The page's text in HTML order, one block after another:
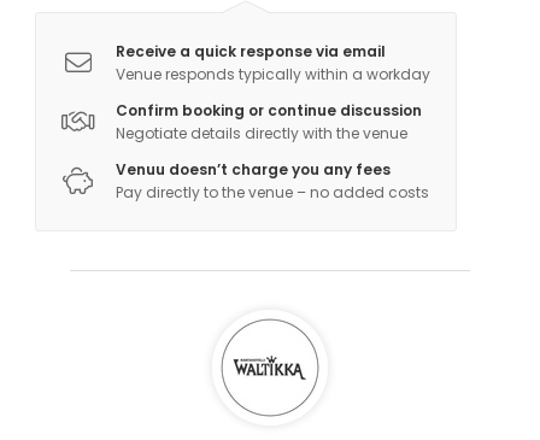
tennis, saunalauttailu, laaja saunaosasto, minigolf,
airsoft Säres Centerin kanssa, kaupunkiseikkailu
Amazing Cityn kanssa, drinkkikoulu, viinitasting, eri
liikuntapalvelut ja paljon muuta! Kysy lisää ja
suunnitellaan yhdessä toiveisiinne sopiva päivä!
Tapahtumaravintolassamme voidaan järjestää jopa
Receive a quick response via email
Venue responds typically within a workday
Confirm booking or continue discussion
Negotiate details directly with the venue
Venuu doesn’t charge you any fees
Pay directly to the venue – no added costs